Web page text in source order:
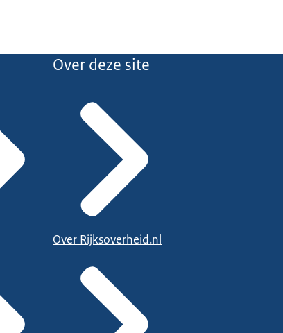
Over deze site
Over Rijksoverheid.nl